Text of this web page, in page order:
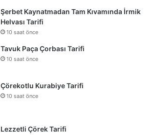
Şerbet Kaynatmadan Tam Kıvamında İrmik
Helvası Tarifi
10 saat önce
Tavuk Paça Çorbası Tarifi
10 saat önce
Çörekotlu Kurabiye Tarifi
10 saat önce
Lezzetli Çörek Tarifi